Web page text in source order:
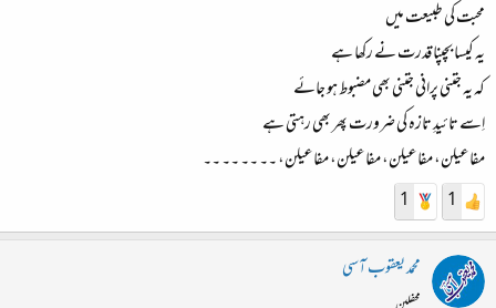
محبت کی طبیعت میں
یہ کیسا بچپنا قدرت نے رکھا ہے
کہ یہ جتنی پرانی جتنی بھی مضبوط ہو جائے
اِسے تائیدِ تازہ کی ضرورت پھر بھی رہتی ہے
مفاعیلن، مفاعیلن، مفاعیلن، مفاعیلن، ۔۔ ۔۔ ۔۔ ۔۔
1
1
محمد یعقوب آسی